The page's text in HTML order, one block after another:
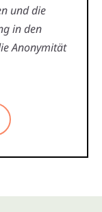
und die
in den
Anonymität